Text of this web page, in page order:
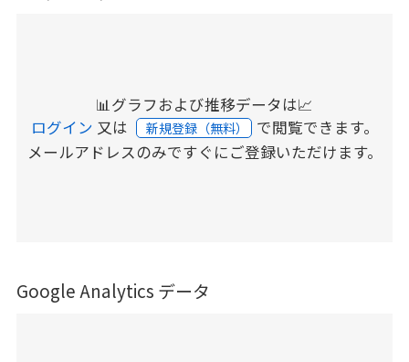
📊グラフおよび推移データは📈
ログイン 又は 新規登録（無料） で閲覧できます。
メールアドレスのみですぐにご登録いただけます。
Google Analytics データ